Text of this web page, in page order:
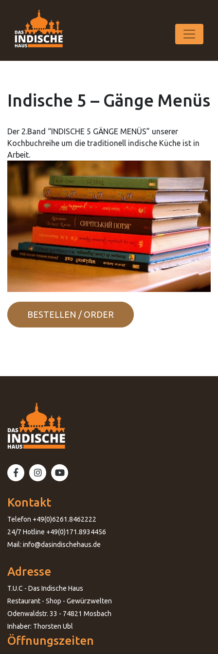
Indische 5 – Gänge Menüs
Der 2.Band “INDISCHE 5 GÄNGE MENÜS” unserer
Kochbuchreihe um die traditionell indische Küche ist in
Arbeit.
BESTELLEN / ORDER
Kontakt
Telefon +49(0)6261.8462222
24/7 Hotline +49(0)171.8934456
Mail: info@dasindischehaus.de
Adresse
T.U.C - Das Indische Haus
Restaurant - Shop - Gewürzwelten
Odenwaldstr. 33 - 74821 Mosbach
Inhaber: Thorsten Ubl
Öffnungszeiten